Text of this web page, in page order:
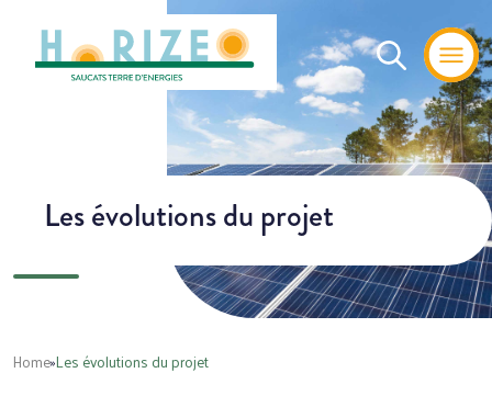
Les évolutions du projet
Home»Les évolutions du projet